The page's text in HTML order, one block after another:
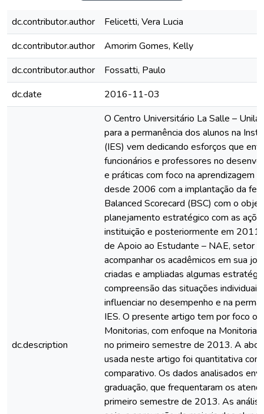
dc.contributor.author
Felicetti, Vera Lucia
dc.contributor.author
Amorim Gomes, Kelly
dc.contributor.author
Fossatti, Paulo
dc.date
2016-11-03
dc.description
O Centro Universitário La Salle –
para a permanência dos alunos na
(IES) vem dedicando esforços que
funcionários e professores no
e práticas com foco na aprendizagem
desde 2006 com a implantação da
Balanced Scorecard (BSC) com o
planejamento estratégico com as
instituição e posteriormente em 2011
de Apoio ao Estudante – NAE, setor
acompanhar os acadêmicos em sua
criadas e ampliadas algumas
compreensão das situações
influenciar no desempenho e na
IES. O presente artigo tem por foco o
Monitorias, com enfoque na Monitoria
no primeiro semestre de 2013. A
usada neste artigo foi quantitativa
comparativo. Os dados analisados
graduação, que frequentaram os
primeiro semestre de 2013. As